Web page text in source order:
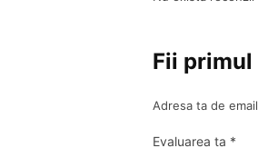
Fii primul
Adresa ta de
Evaluarea ta *